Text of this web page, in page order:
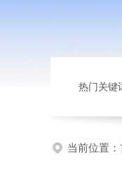
热门关键
当前位置：